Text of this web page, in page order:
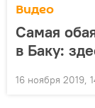
Видео
Самая
в Баку:
16 ноября 2019,